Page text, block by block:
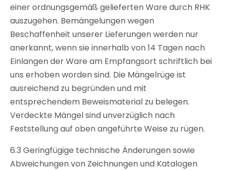
einer ordnungsgemäß gelieferten Ware durch RHK
auszugehen. Bemängelungen wegen
Beschaffenheit unserer Lieferungen werden nur
anerkannt, wenn sie innerhalb von 14 Tagen nach
Einlangen der Ware am Empfangsort schriftlich bei
uns erhoben worden sind. Die Mängelrüge ist
ausreichend zu begründen und mit
entsprechendem Beweismaterial zu belegen.
Verdeckte Mängel sind unverzüglich nach
Feststellung auf oben angeführte Weise zu rügen.
6.3 Geringfügige technische Änderungen sowie
Abweichungen von Zeichnungen und Katalogen